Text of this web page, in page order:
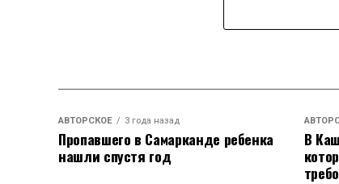
Ленинградской и города
Евгений Пергун рассказал о
и реконструировали 67 км
– Строительство обходов станицы
региональный вклад в опорную
АВТОРСКОЕ 3 года назад
Пропавшего в Самарканде ребенка
нашли спустя год
В